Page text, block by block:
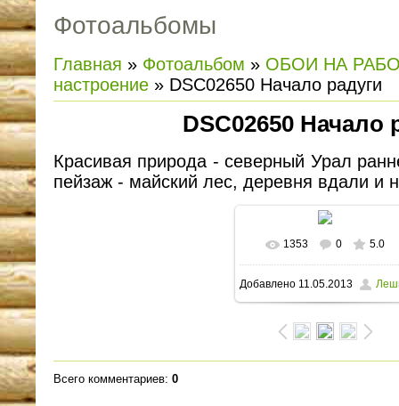
Фотоальбомы
Главная » Фотоальбом » ОБОИ НА
настроение » DSC02650 Начало радуги
DSC02650 Начало
Красивая природа - северный Урал
пейзаж - майский лес, деревня вдали и
В реальном размере
1600x1090/ 186.9Kb
1353 0 5.0
Добавлено 11.05.2013
Всего комментариев: 0